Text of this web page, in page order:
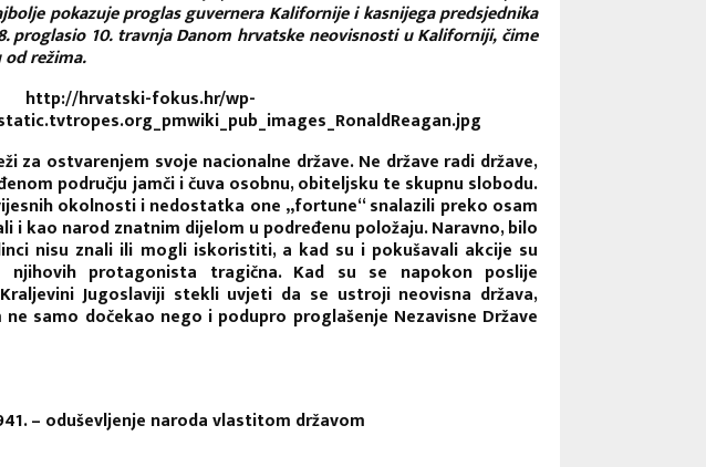
pokazuje proglas guvernera Kalifornije i kasnijega predsjednika
proglasio 10. travnja Danom hrvatske neovisnosti u Kaliforniji, čime
režima.
za ostvarenjem svoje nacionalne države. Ne države radi države,
području jamči i čuva osobnu, obiteljsku te skupnu slobodu.
okolnosti i nedostatka one „fortune“ snalazili preko osam
i kao narod znatnim dijelom u podređenu položaju. Naravno, bilo
nisu znali ili mogli iskoristiti, a kad su i pokušavali akcije su
njihovih protagonista tragična. Kad su se napokon poslije
Jugoslaviji stekli uvjeti da se ustroji neovisna država,
samo dočekao nego i podupro proglašenje Nezavisne Države
– oduševljenje naroda vlastitom državom